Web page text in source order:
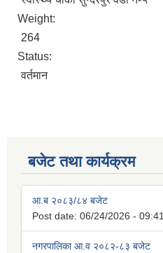
Weight:
264
Status:
वर्तमान
बजेट तथा कार्यक्रम
आ.ब २०८३/८४ बजेट
Post date: 06/24/2026 - 09:41
नगरपालिका आ.व २०८२-८३ बजेट